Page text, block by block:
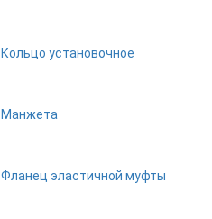
Кольцо установочное
Манжета
Фланец эластичной муфты